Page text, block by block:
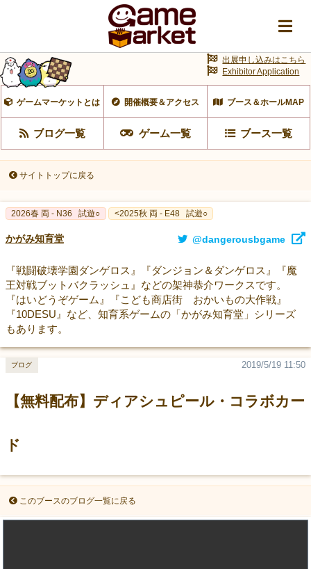
ゲームマーケットとは 開催概要＆アクセス ブース＆ホールMAP
ブログ一覧 ゲーム一覧 ブース一覧
出展申し込みはこちら
Exhibitor Application
サイトトップに戻る
2026春 両 - N36 試遊○ <2025秋 両 - E48 試遊○
かがみ知育堂 @dangerousbgame
『戦闘破壊学園ダンゲロス』『ダンジョン＆ダンゲロス』『魔
王対戦ブットバクラッシュ』などの架神恭介ワークスです。
『はいどうぞゲーム』『こども商店街 おかいもの大作戦』
『10DESU』など、知育系ゲームの「かがみ知育堂」シリーズ
もあります。
【無料配布】ディアシュピール・コラボカー
ド
2019/5/19 11:50
ブログ
このブースのブログ一覧に戻る